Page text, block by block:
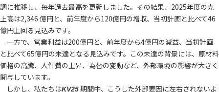
調に推移し、毎年過去最高を更新しました。その結果、2025年度の売
上高は2,346 億円と、前年度から120億円の増収、当初計画と比べて46
億円上回る見込みです。
一方で、営業利益は200億円と、前年度から4億円の減益、当初計画
と比べて65億円の未達となる見込みです。この未達の背景には、原材料
価格の高騰、人件費の上昇、為替の変動など、外部環境の影響が大きく
関与しています。
しかし、私たちはKV25期間中、こうした外部要因に左右されないよ